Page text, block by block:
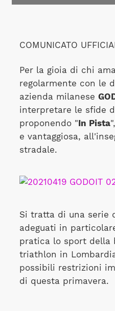
COMUNICATO
Per la gioia di chi
regolarmente con le
azienda milanese
interpretare le sfide
proponendo "In Pista
e vantaggiosa,
stradale.
Si tratta di una serie
adeguati in
pratica lo sport della
triathlon in
possibili restrizioni
di questa primavera.